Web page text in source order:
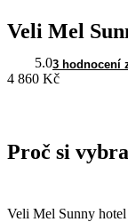
Veli Mel
5.03 hodnocení
4 860 Kč
Proč si
Veli Mel Sunny